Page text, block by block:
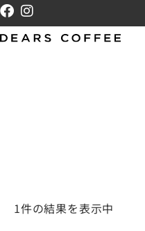
1件の結果を表示中